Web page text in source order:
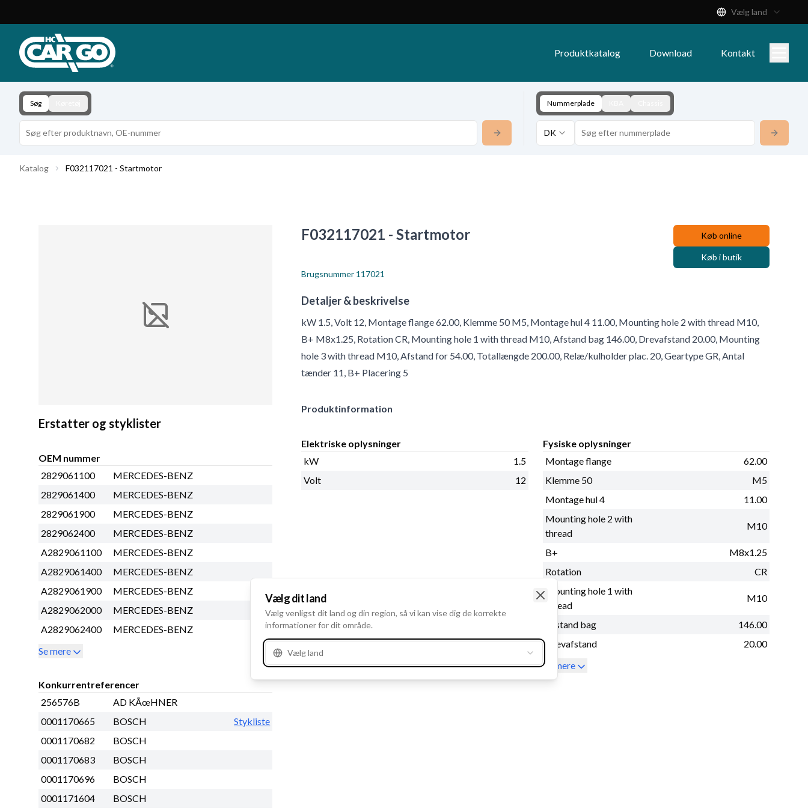
Download
Kontakt
Vælg land
Produktkatalog Download Kontakt
Søg Nummerplade
DK
Katalog F032117021 - Startmotor
Erstatter og styklister
OEM nummer
2829061100
MERCEDES-BENZ
2829061400
MERCEDES-BENZ
2829061900
MERCEDES-BENZ
2829062400
MERCEDES-BENZ
A2829061100
MERCEDES-BENZ
A2829061400
MERCEDES-BENZ
A2829061900
MERCEDES-BENZ
A2829062000
MERCEDES-BENZ
A2829062400
MERCEDES-BENZ
Se mere
Konkurrentreferencer
256576B
AD KÃœHNER
0001170665
BOSCH
Stykliste
0001170682
BOSCH
0001170683
BOSCH
0001170696
BOSCH
0001171604
BOSCH
F032117021 - Startmotor Køb online
Køb i butik
Brugsnummer 117021
Detaljer & beskrivelse
kW 1.5, Volt 12, Montage flange 62.00, Klemme 50 M5, Montage hul 4 11.00, Mounting hole 2 with thread M10,
B+ M8x1.25, Rotation CR, Mounting hole 1 with thread M10, Afstand bag 146.00, Drevafstand 20.00, Mounting
hole 3 with thread M10, Afstand for 54.00, Totallængde 200.00, Relæ/kulholder plac. 20, Geartype GR, Antal
tænder 11, B+ Placering 5
Produktinformation
Elektriske oplysninger
kW
1.5
Volt
12
Fysiske oplysninger
Montage flange
62.00
Klemme 50
M5
Montage hul 4
11.00
Mounting hole 2 with
thread
M10
B+
M8x1.25
Rotation
CR
Mounting hole 1 with
thread
M10
Afstand bag
146.00
Drevafstand
20.00
Se mere
Vælg dit land
Vælg venligst dit land og din region, så vi kan vise dig de korrekte
informationer for dit område.
Vælg land
Close